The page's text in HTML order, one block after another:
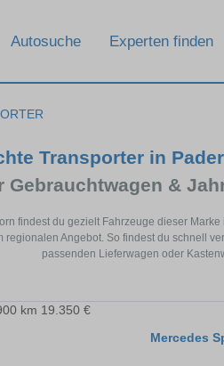
Autosuche Experten finden
Transporter in
Gebrauchtwagen &
findest du gezielt Fahrzeuge dieser
Angebot. So findest du schnell
passenden Lieferwagen oder
Mercedes